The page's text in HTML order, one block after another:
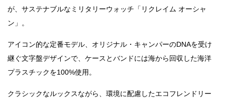
が、サステナブルなミリタリーウォッチ「リクレイム オーシャ
ン」。
アイコン的な定番モデル、オリジナル・キャンパーのDNAを受け
継ぐ文字盤デザインで、ケースとバンドには海から回収した海洋
プラスチックを100%使用。
クラシックなルックスながら、環境に配慮したエコフレンドリー